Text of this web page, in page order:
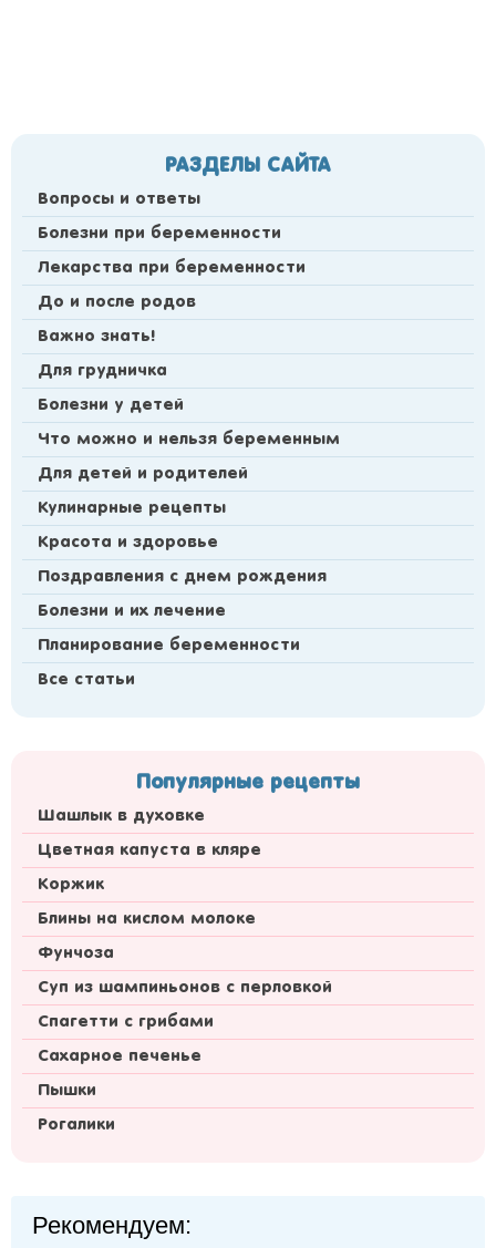
РАЗДЕЛЫ САЙТА
Вопросы и ответы
Болезни при беременности
Лекарства при беременности
До и после родов
Важно знать!
Для грудничка
Болезни у детей
Что можно и нельзя беременным
Для детей и родителей
Кулинарные рецепты
Красота и здоровье
Поздравления с днем рождения
Болезни и их лечение
Планирование беременности
Все статьи
Популярные рецепты
Шашлык в духовке
Цветная капуста в кляре
Коржик
Блины на кислом молоке
Фунчоза
Суп из шампиньонов с перловкой
Спагетти с грибами
Сахарное печенье
Пышки
Рогалики
Рекомендуем: